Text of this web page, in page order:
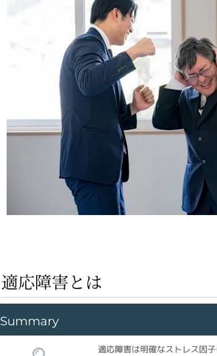
適応障害とは
Summary
適応障害は明確なストレス因